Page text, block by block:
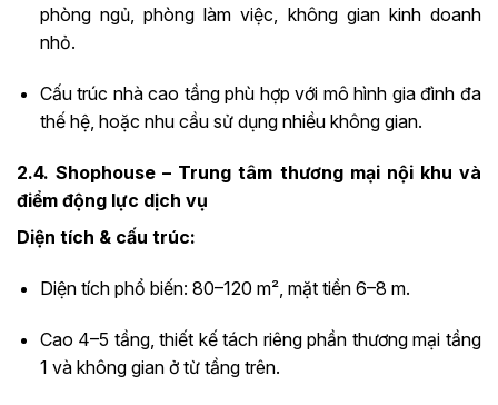
phòng ngủ, phòng làm việc, không gian kinh doanh
nhỏ.
Cấu trúc nhà cao tầng phù hợp với mô hình gia đình đa
thế hệ, hoặc nhu cầu sử dụng nhiều không gian.
2.4. Shophouse – Trung tâm thương mại nội khu và
điểm động lực dịch vụ
Diện tích & cấu trúc:
Diện tích phổ biến: 80–120 m², mặt tiền 6–8 m.
Cao 4–5 tầng, thiết kế tách riêng phần thương mại tầng
1 và không gian ở từ tầng trên.